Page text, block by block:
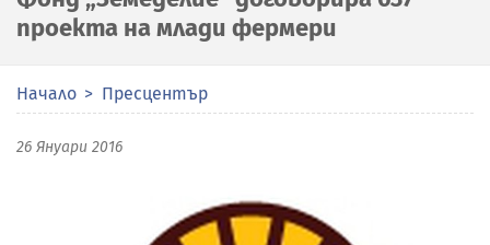
проекта на млади фермери
Начало Пресцентър
26 Януари 2016